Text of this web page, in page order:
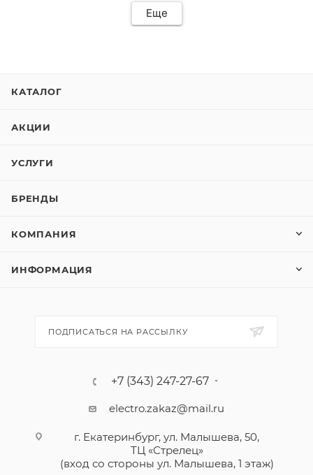
Еще
КАТАЛОГ
АКЦИИ
УСЛУГИ
БРЕНДЫ
КОМПАНИЯ
ИНФОРМАЦИЯ
ПОДПИСАТЬСЯ НА РАССЫЛКУ
+7 (343) 247-27-67
electro.zakaz@mail.ru
г. Екатеринбург, ул. Малышева, 50,
ТЦ «Стрелец»
(вход со стороны ул. Малышева, 1 этаж)